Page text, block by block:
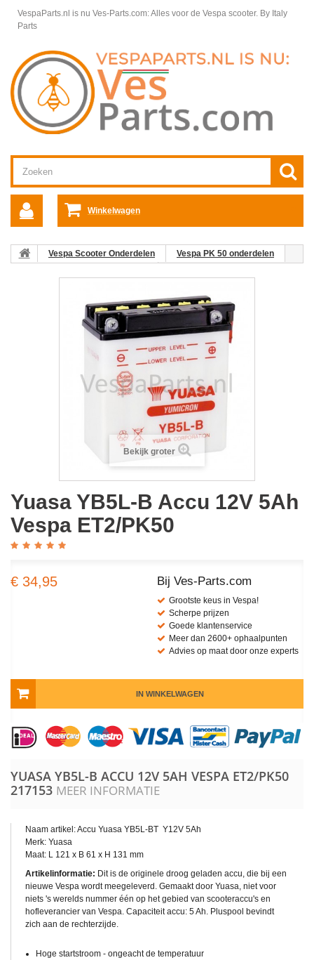
VespaParts.nl is nu Ves-Parts.com: Alles voor de Vespa scooter. By Italy
Parts
Winkelwagen
Vespa Scooter Onderdelen
Vespa PK 50 onderdelen
Bekijk groter
Yuasa YB5L-B Accu 12V 5Ah
Vespa ET2/PK50
€ 34,95 Bij Ves-Parts.com
Grootste keus in Vespa!
Scherpe prijzen
Goede klantenservice
Meer dan 2600+ ophaalpunten
Advies op maat door onze experts
IN WINKELWAGEN
YUASA YB5L-B ACCU 12V 5AH VESPA ET2/PK50
217153 MEER INFORMATIE
Naam artikel: Accu Yuasa YB5L-BT Y12V 5Ah
Merk: Yuasa
Maat: L 121 x B 61 x H 131 mm
Artikelinformatie: Dit is de originele droog geladen accu, die bij een
nieuwe Vespa wordt meegeleverd. Gemaakt door Yuasa, niet voor
niets 's werelds nummer één op het gebied van scooteraccu's en
hofleverancier van Vespa. Capaciteit accu: 5 Ah. Pluspool bevindt
zich aan de rechterzijde.
Hoge startstroom - ongeacht de temperatuur